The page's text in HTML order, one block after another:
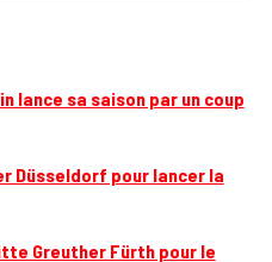
lance sa saison par un coup
Düsseldorf pour lancer la
Greuther Fürth pour le